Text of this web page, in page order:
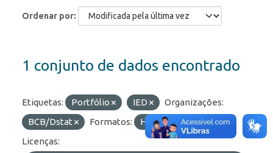
Ordenar por
1 conjunto de dados encontrado
Etiquetas: Portfólio IED
Organizações:
BCB/Dstat
Formatos: HTML
API
Licenças: